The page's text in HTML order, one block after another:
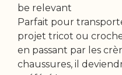
be relevant
Parfait pour
projet tricot ou
en passant par les
chaussures, il